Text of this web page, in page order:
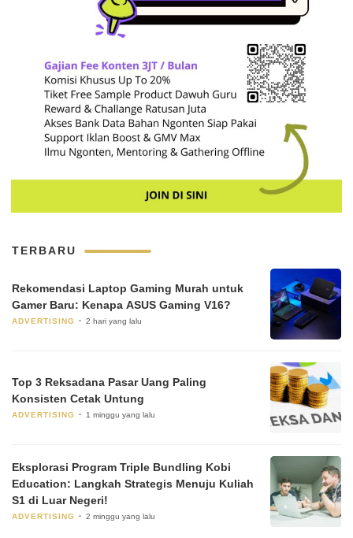
TERBARU
Rekomendasi Laptop Gaming Murah untuk
Gamer Baru: Kenapa ASUS Gaming V16?
ADVERTISING 2 hari yang lalu
Top 3 Reksadana Pasar Uang Paling
Konsisten Cetak Untung
ADVERTISING 1 minggu yang lalu
Eksplorasi Program Triple Bundling Kobi
Education: Langkah Strategis Menuju Kuliah
S1 di Luar Negeri!
ADVERTISING 2 minggu yang lalu